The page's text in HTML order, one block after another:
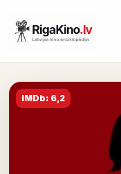
IMDb: 6,2